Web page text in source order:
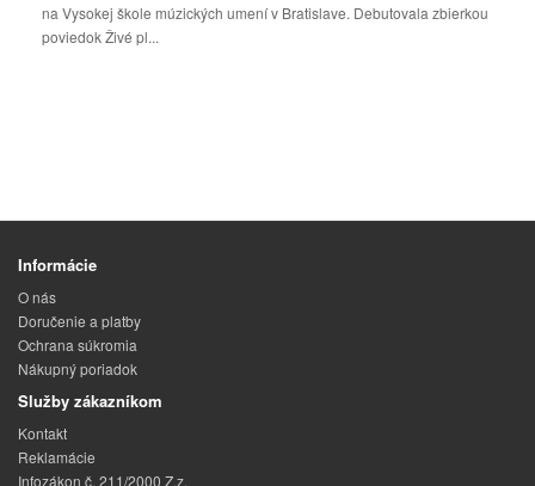
na Vysokej škole múzických umení v Bratislave. Debutovala zbierkou
poviedok Živé pl...
Informácie
O nás
Doručenie a platby
Ochrana súkromia
Nákupný poriadok
Služby zákazníkom
Kontakt
Reklamácie
Infozákon č. 211/2000 Z.z.